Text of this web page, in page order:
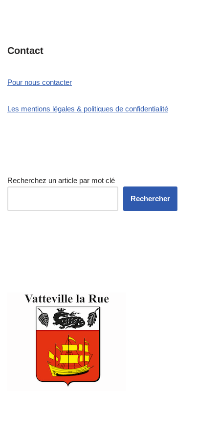
Contact
Pour nous contacter
Les mentions légales & politiques de confidentialité
Recherchez un article par mot clé
Rechercher